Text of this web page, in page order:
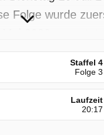
Folge wurde
Staffel 4
Folge 3
Laufzeit
20:17